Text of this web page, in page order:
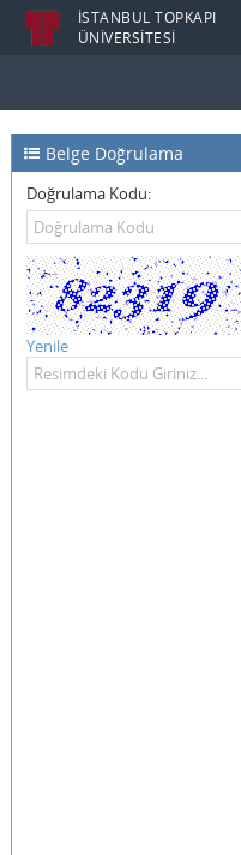
İSTANBUL TOPKAPI
ÜNİVERSİTESİ
Belge Doğrulama
Doğrulama Kodu:
Yenile